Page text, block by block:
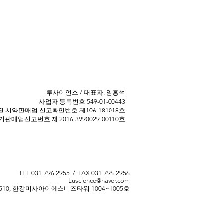
​루사이언스 / 대표자: 임홍석
사업자 등록번호 549-01-00443
시약판매업 신고확인번호 제106-181018호
판매업신고번호 제 2016-3990029-00110호
TEL 031-796-2955 / FAX 031-796-2956
Luscience@naver.com
한강미사아이에스비즈타워 1004~1005호